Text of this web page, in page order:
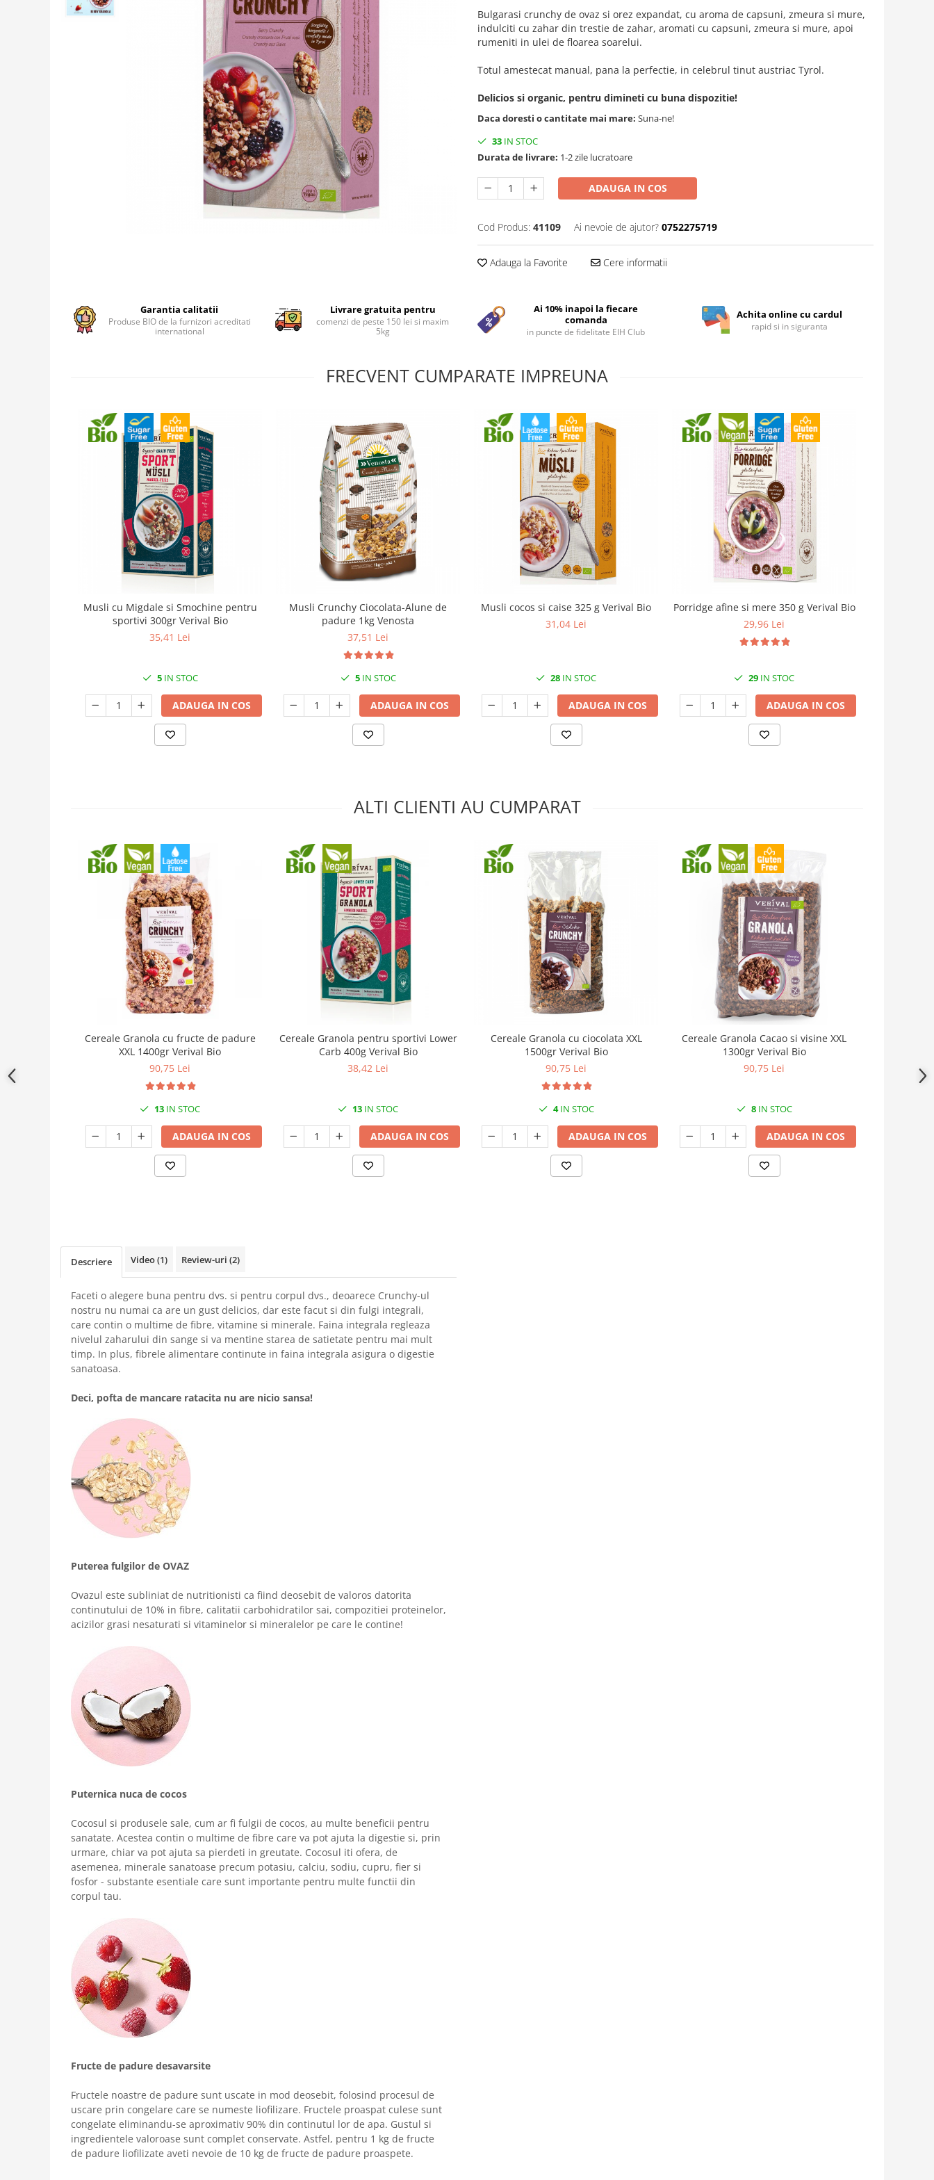
Bulgarasi crunchy de ovaz si orez expandat, cu aroma de capsuni, zmeura si mure,
indulciti cu zahar din trestie de zahar, aromati cu capsuni, zmeura si mure, apoi
rumeniti in ulei de floarea soarelui.
Totul amestecat manual, pana la perfectie, in celebrul tinut austriac Tyrol.
Delicios si organic, pentru dimineti cu buna dispozitie!
Daca doresti o cantitate mai mare: Suna-ne!
33 IN STOC
Durata de livrare: 1-2 zile lucratoare
ADAUGA IN COS
Cod Produs: 41109 Ai nevoie de ajutor? 0752275719
Adauga la Favorite Cere informatii
Garantia calitatii
Produse BIO de la furnizori acreditati
international
Livrare gratuita pentru
comenzi de peste 150 lei si maxim
5kg
Ai 10% inapoi la fiecare
comanda
in puncte de fidelitate EIH Club
Achita online cu cardul
rapid si in siguranta
FRECVENT CUMPARATE IMPREUNA
Musli cu Migdale si Smochine pentru
sportivi 300gr Verival Bio
35,41 Lei
5IN STOC
ADAUGA IN COS
Musli Crunchy Ciocolata-Alune de
padure 1kg Venosta
37,51 Lei
5IN STOC
ADAUGA IN COS
Musli cocos si caise 325 g Verival Bio
31,04 Lei
28 IN STOC
ADAUGA IN COS
Porridge afine si mere 350 g Verival Bio
29,96 Lei
29 IN STOC
ADAUGA IN COS
ALTI CLIENTI AU CUMPARAT
Cereale Granola cu fructe de padure
XXL 1400gr Verival Bio
90,75 Lei
13 IN STOC
ADAUGA IN COS
Cereale Granola pentru sportivi Lower
Carb 400g Verival Bio
38,42 Lei
13 IN STOC
ADAUGA IN COS
Cereale Granola cu ciocolata XXL
1500gr Verival Bio
90,75 Lei
4IN STOC
ADAUGA IN COS
Cereale Granola Cacao si visine XXL
1300gr Verival Bio
90,75 Lei
8IN STOC
ADAUGA IN COS
Descriere Video(1) Review-uri (2)
Faceti o alegere buna pentru dvs. si pentru corpul dvs., deoarece Crunchy-ul
nostru nu numai ca are un gust delicios, dar este facut si din fulgi integrali,
care contin o multime de fibre, vitamine si minerale. Faina integrala regleaza
nivelul zaharului din sange si va mentine starea de satietate pentru mai mult
timp. In plus, fibrele alimentare continute in faina integrala asigura o digestie
sanatoasa.
Deci, pofta de mancare ratacita nu are nicio sansa!
Puterea fulgilor de OVAZ
Ovazul este subliniat de nutritionisti ca fiind deosebit de valoros datorita
continutului de 10% in fibre, calitatii carbohidratilor sai, compozitiei proteinelor,
acizilor grasi nesaturati si vitaminelor si mineralelor pe care le contine!
Puternica nuca de cocos
Cocosul si produsele sale, cum ar fi fulgii de cocos, au multe beneficii pentru
sanatate. Acestea contin o multime de fibre care va pot ajuta la digestie si, prin
urmare, chiar va pot ajuta sa pierdeti in greutate. Cocosul iti ofera, de
asemenea, minerale sanatoase precum potasiu, calciu, sodiu, cupru, fier si
fosfor - substante esentiale care sunt importante pentru multe functii din
corpul tau.
Fructe de padure desavarsite
Fructele noastre de padure sunt uscate in mod deosebit, folosind procesul de
uscare prin congelare care se numeste liofilizare. Fructele proaspat culese sunt
congelate eliminandu-se aproximativ 90% din continutul lor de apa. Gustul si
ingredientele valoroase sunt complet conservate. Astfel, pentru 1 kg de fructe
de padure liofilizate aveti nevoie de 10 kg de fructe de padure proaspete.